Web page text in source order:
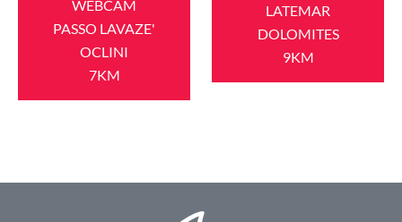
WEBCAM
PASSO LAVAZE'
OCLINI
7KM
LATEMAR
DOLOMITES
9KM